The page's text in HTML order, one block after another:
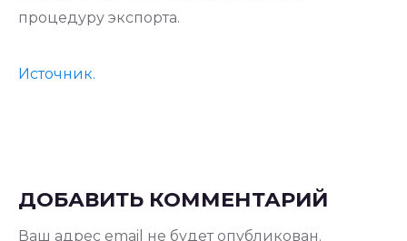
процедуру экспорта.
Источник.
ДОБАВИТЬ КОММЕНТАРИЙ
Ваш адрес email не будет опубликован.